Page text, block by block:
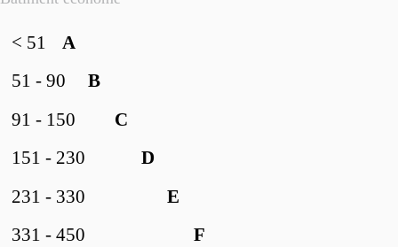
A
< 51
B
51 - 90
C
91 - 150
D
151 - 230
E
231 - 330
F
331 - 450